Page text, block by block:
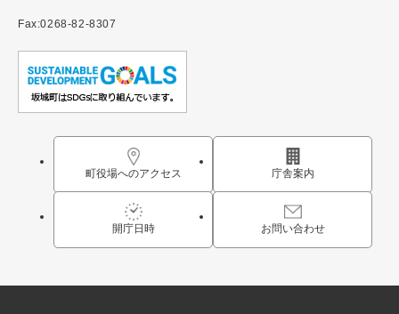
Fax:0268-82-8307
町役場へのアクセス 庁舎案内
開庁日時 お問い合わせ